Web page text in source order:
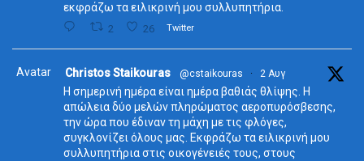
εκφράζω τα ειλικρινή μου συλλυπητήρια.
2 26 Twitter
Avatar Christos Staikouras @cstaikouras · 2 Αυγ
Η σημερινή ημέρα είναι ημέρα βαθιάς θλίψης. Η
απώλεια δύο μελών πληρώματος αεροπυρόσβεσης,
την ώρα που έδιναν τη μάχη με τις φλόγες,
συγκλονίζει όλους μας. Εκφράζω τα ειλικρινή μου
συλλυπητήρια στις οικογένειές τους, στους